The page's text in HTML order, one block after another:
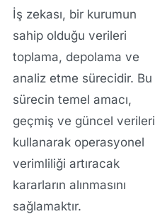
İş zekası, bir kurumun
sahip olduğu verileri
toplama, depolama ve
analiz etme sürecidir. Bu
sürecin temel amacı,
geçmiş ve güncel verileri
kullanarak operasyonel
verimliliği artıracak
kararların alınmasını
sağlamaktır.